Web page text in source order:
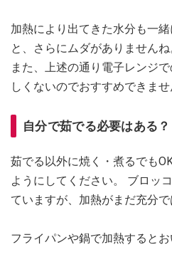
加熱により出てきた水分も一
と、さらにムダがありませんね
また、上述の通り電子レンジ
しくないのでおすすめできませ
自分で茹でる必要はある？
茹でる以外に焼く・煮るでも
ようにしてください。 ブロッ
ていますが、加熱がまだ充分で
フライパンや鍋で加熱するとお